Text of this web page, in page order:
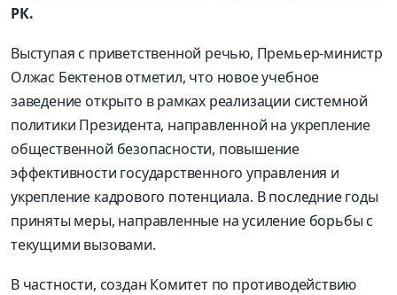
РК.
Выступая с приветственной речью, Премьер-министр
Олжас Бектенов отметил, что новое учебное
заведение открыто в рамках реализации системной
политики Президента, направленной на укрепление
общественной безопасности, повышение
эффективности государственного управления и
укрепление кадрового потенциала. В последние годы
приняты меры, направленные на усиление борьбы с
текущими вызовами.
В частности, создан Комитет по противодействию